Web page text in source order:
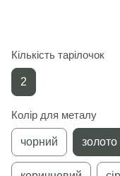
Кількість тарілочок
2
Колір для металу
чорний золото